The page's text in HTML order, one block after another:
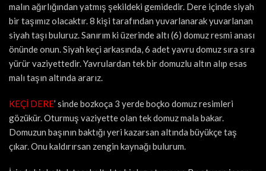
malın ağırlığından yatmış şekildeki gemidedir. Dere içinde siyah
bir taşımız olacaktır. 8 kişi tarafından yuvarlanarak yuvarlanan
siyah taşı buluruz. Sanırım ki üzerinde altı (6) domuz resmi anası
önünde onun. Siyah keçi arkasında, 6 adet yavru domuz sıra sıra
yürür vaziyettedir. Yavrulardan tek bir domuzlu altın alıp esas
malı taşın altında ararız.
KEÇİ DERE’ sinde bozkoça 3 yerde boçko domuz resimleri
gözükür. Oturmuş vaziyette olan tek domuz mala bakar.
Domuzun başının baktığı yeri kazarsan altında büyükçe taş
çıkar. Onu kaldırırsan zengin kaynağı bulurum.